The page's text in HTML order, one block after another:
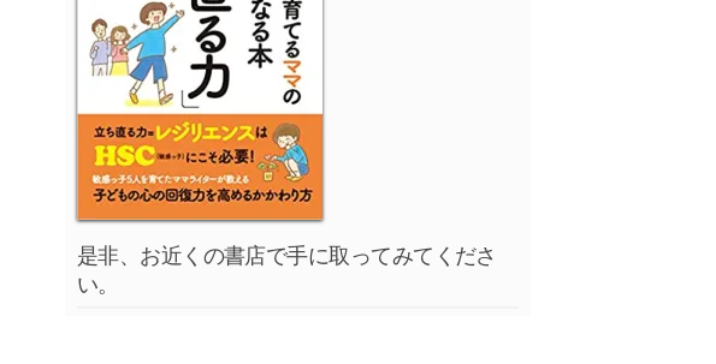
是非、お近くの書店で手に取ってみてくださ
い。